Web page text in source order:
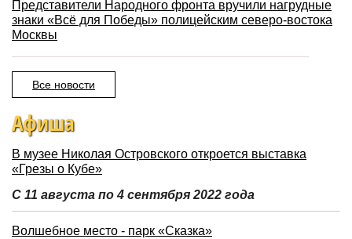
Представители Народного фронта вручили нагрудные
знаки «Всё для Победы» полицейским северо-востока
Москвы
Все новости
Афиша
В музее Николая Островского откроется выставка
«Грезы о Кубе»
С 11 августа по 4 сентября 2022 года
Волшебное место - парк «Сказка»